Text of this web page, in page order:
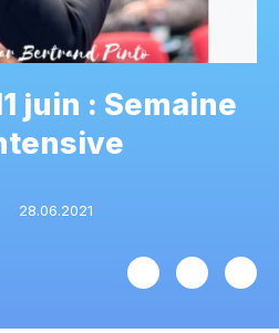
juin : Semaine